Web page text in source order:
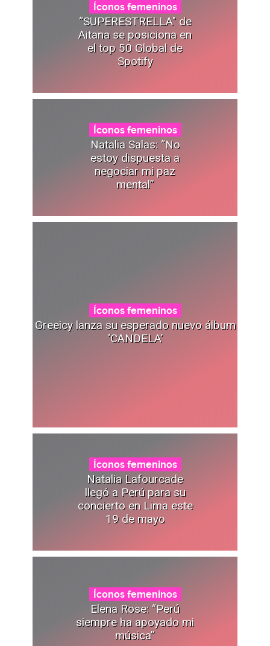
Íconos femeninos
“SUPERESTRELLA" de
Aitana se posiciona en
el top 50 Global de
Spotify
Íconos femeninos
Natalia Salas: “No
estoy dispuesta a
negociar mi paz
mental”
Íconos femeninos
Greeicy lanza su esperado nuevo álbum
‘CANDELA’
Íconos femeninos
Natalia Lafourcade
llegó a Perú para su
concierto en Lima este
19 de mayo
Íconos femeninos
Elena Rose: “Perú
siempre ha apoyado mi
música”